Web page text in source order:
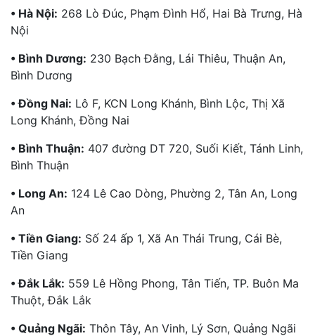
• Hà Nội: 268 Lò Đúc, Phạm Đình Hổ, Hai Bà Trưng, Hà
Nội
• Bình Dương: 230 Bạch Đằng, Lái Thiêu, Thuận An,
Bình Dương
• Đồng Nai: Lô F, KCN Long Khánh, Bình Lộc, Thị Xã
Long Khánh, Đồng Nai
• Bình Thuận: 407 đường DT 720, Suối Kiết, Tánh Linh,
Bình Thuận
• Long An: 124 Lê Cao Dòng, Phường 2, Tân An, Long
An
• Tiền Giang: Số 24 ấp 1, Xã An Thái Trung, Cái Bè,
Tiền Giang
• Đắk Lắk: 559 Lê Hồng Phong, Tân Tiến, TP. Buôn Ma
Thuột, Đắk Lắk
• Quảng Ngãi: Thôn Tây, An Vinh, Lý Sơn, Quảng Ngãi